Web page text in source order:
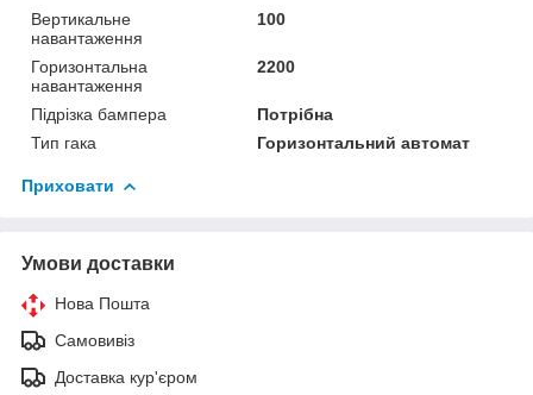
Вертикальне
навантаження
100
Горизонтальна
навантаження
2200
Підрізка бампера
Потрібна
Тип гака
Горизонтальний автомат
Приховати
Умови доставки
Нова Пошта
Самовивіз
Доставка кур'єром